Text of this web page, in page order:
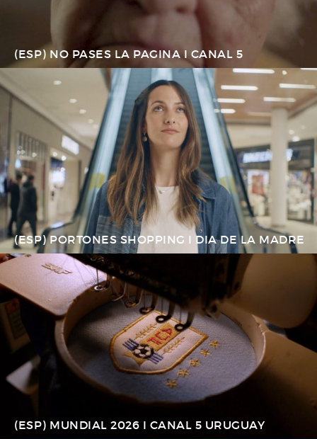
(ESP) NO PASES LA PAGINA I CANAL 5
(ESP) PORTONES SHOPPING I DIA DE LA MADRE
(ESP) MUNDIAL 2026 I CANAL 5 URUGUAY